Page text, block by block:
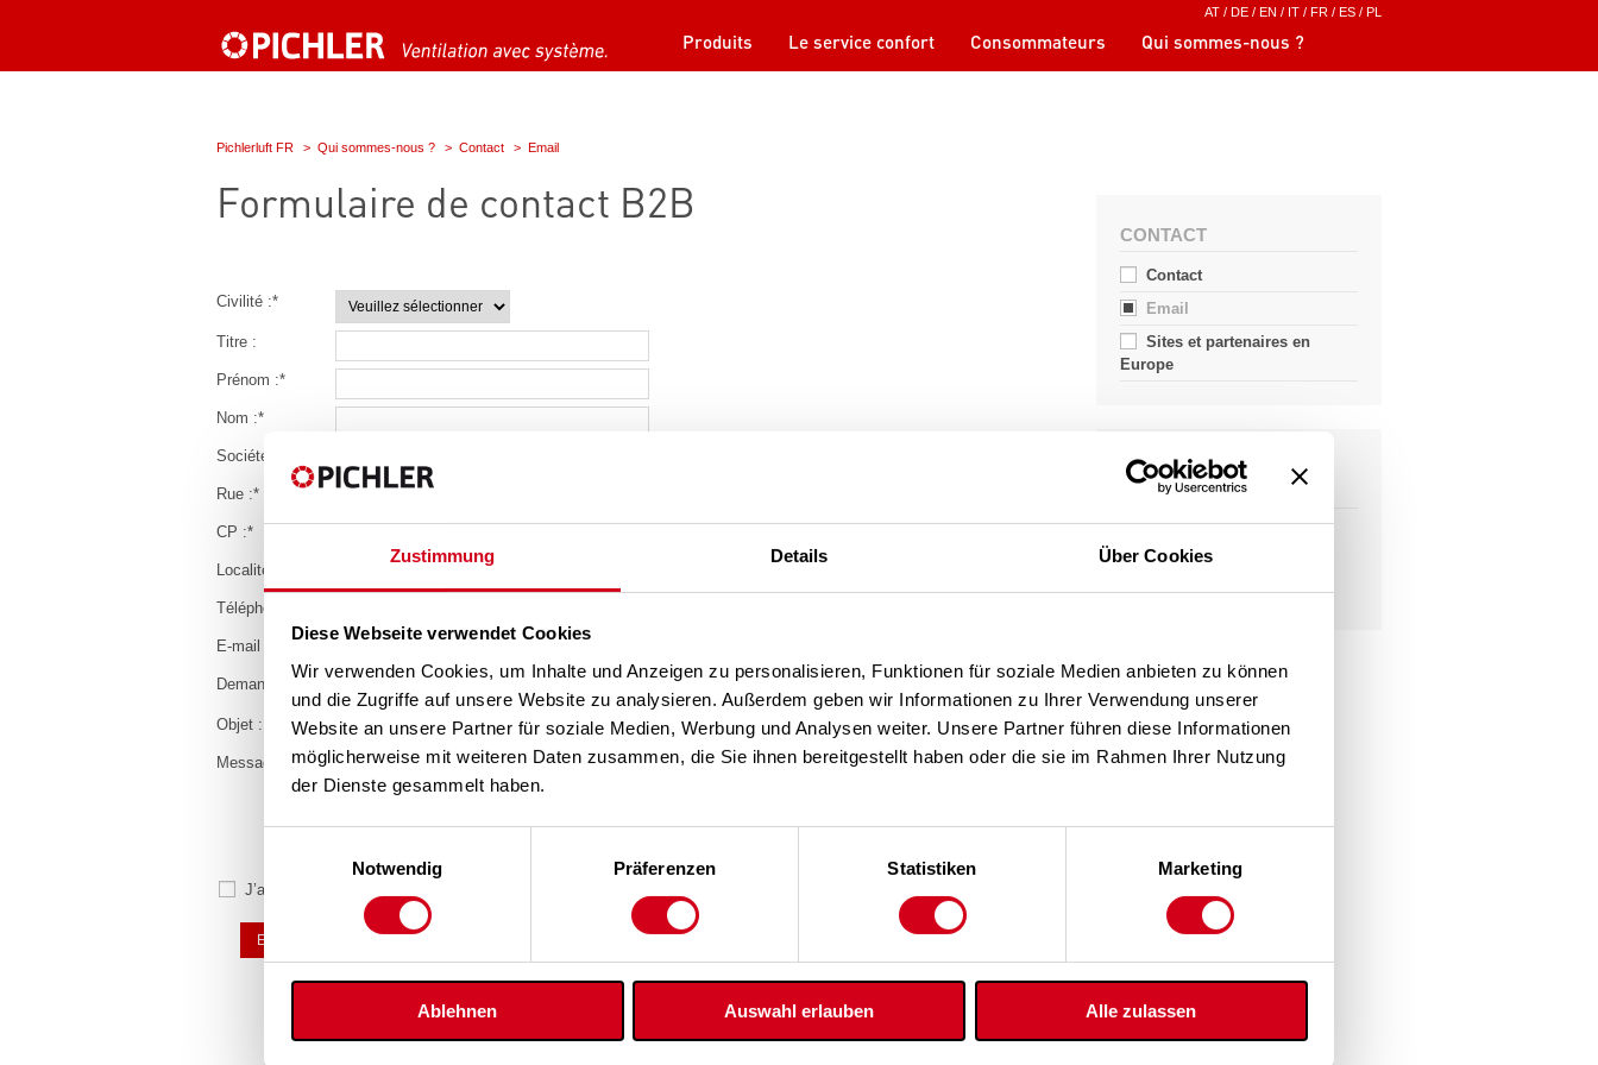
Zustimmung Details Über Cookies
Diese Webseite verwendet Cookies
Wir verwenden Cookies, um Inhalte und Anzeigen zu personalisieren, Funktionen für soziale Medien anbieten zu können
und die Zugriffe auf unsere Website zu analysieren. Außerdem geben wir Informationen zu Ihrer Verwendung unserer
Website an unsere Partner für soziale Medien, Werbung und Analysen weiter. Unsere Partner führen diese Informationen
möglicherweise mit weiteren Daten zusammen, die Sie ihnen bereitgestellt haben oder die sie im Rahmen Ihrer Nutzung
der Dienste gesammelt haben.
Notwendig
Präferenzen Statistiken Marketing
Ablehnen Auswahl erlauben Alle zulassen
AT / DE / EN / IT / FR / ES / PL
Produits Le service confort Consommateurs Qui sommes-nous ?
CONTACT
Contact
Email
Sites et partenaires en
Europe
J. PICHLER
GESELLSCHAFT M.B.H.
Karlweg 5
9021 Klagenfurt
Mail:office@pichlerluft.at
Pichlerluft FR Qui sommes-nous ? Contact Email
Formulaire de contact B2B
Civilité :*
Titre :
Prénom :*
Nom :*
Société :
Rue :*
CP :*
Localité :
Téléphone :
E-mail :
Demande :
Objet :
Message :
J’accepte la